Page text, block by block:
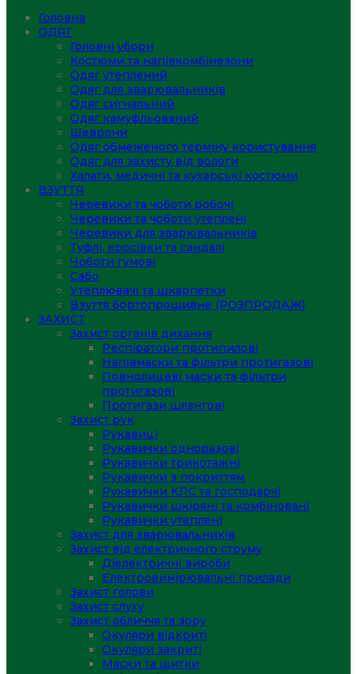
Головна
ОДЯГ
Головні убори
Костюми та напівкомбінезони
Одяг утеплений
Одяг для зварювальників
Одяг сигнальний
Одяг камуфльований
Шеврони
Одяг обмеженого терміну користування
Одяг для захисту від вологи
Халати, медичні та кухарські костюми
ВЗУТТЯ
Черевики та чоботи робочі
Черевики та чоботи утеплені
Черевики для зварювальників
Туфлі, кросівки та сандалі
Чоботи гумові
Сабо
Утеплювачі та шкарпетки
Взуття бортопрошивне (РОЗПРОДАЖ)
ЗАХИСТ
Захист органів дихання
Респіратори протипилові
Напівмаски та фільтри протигазові
Повнолицеві маски та фільтри
протигазові
Протигази шлангові
Захист рук
Рукавиці
Рукавички одноразові
Рукавички трикотажні
Рукавички з покриттям
Рукавички КЛС та господарчі
Рукавички шкіряні та комбіновані
Рукавички утеплені
Захист для зварювальників
Захист від електричного струму
Діелектричні вироби
Електровимірювальні прилади
Захист голови
Захист слуху
Захист обличчя та зору
Окуляри відкриті
Окуляри закриті
Маски та щитки